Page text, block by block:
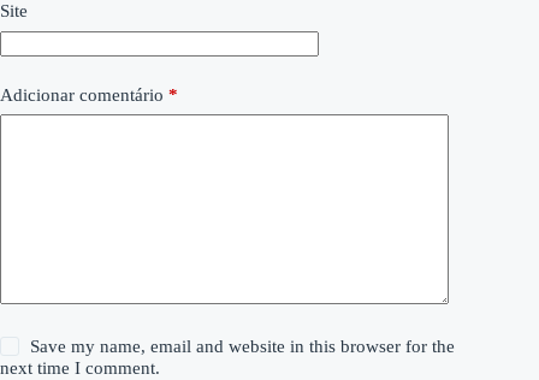
Site
Adicionar comentário *
Save my name, email and website in this browser for the
next time I comment.